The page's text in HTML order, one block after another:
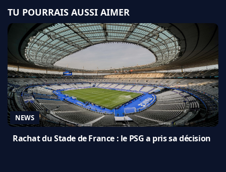
TU POURRAIS AUSSI AIMER
NEWS
Rachat du Stade de France : le PSG a pris sa décision